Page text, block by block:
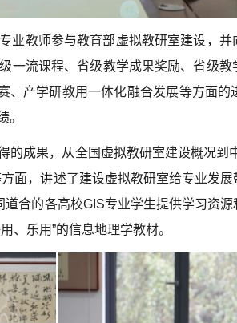
业教师参与教育部虚拟教研室建设，
一流课程、省级教学成果奖励、省级
、产学研教用一体化融合发展等方面
。
的成果，从全国虚拟教研室建设概况到
面，讲述了建设虚拟教研室给专业发
道合的各高校GIS专业学生提供学习资
、乐用”的信息地理学教材。